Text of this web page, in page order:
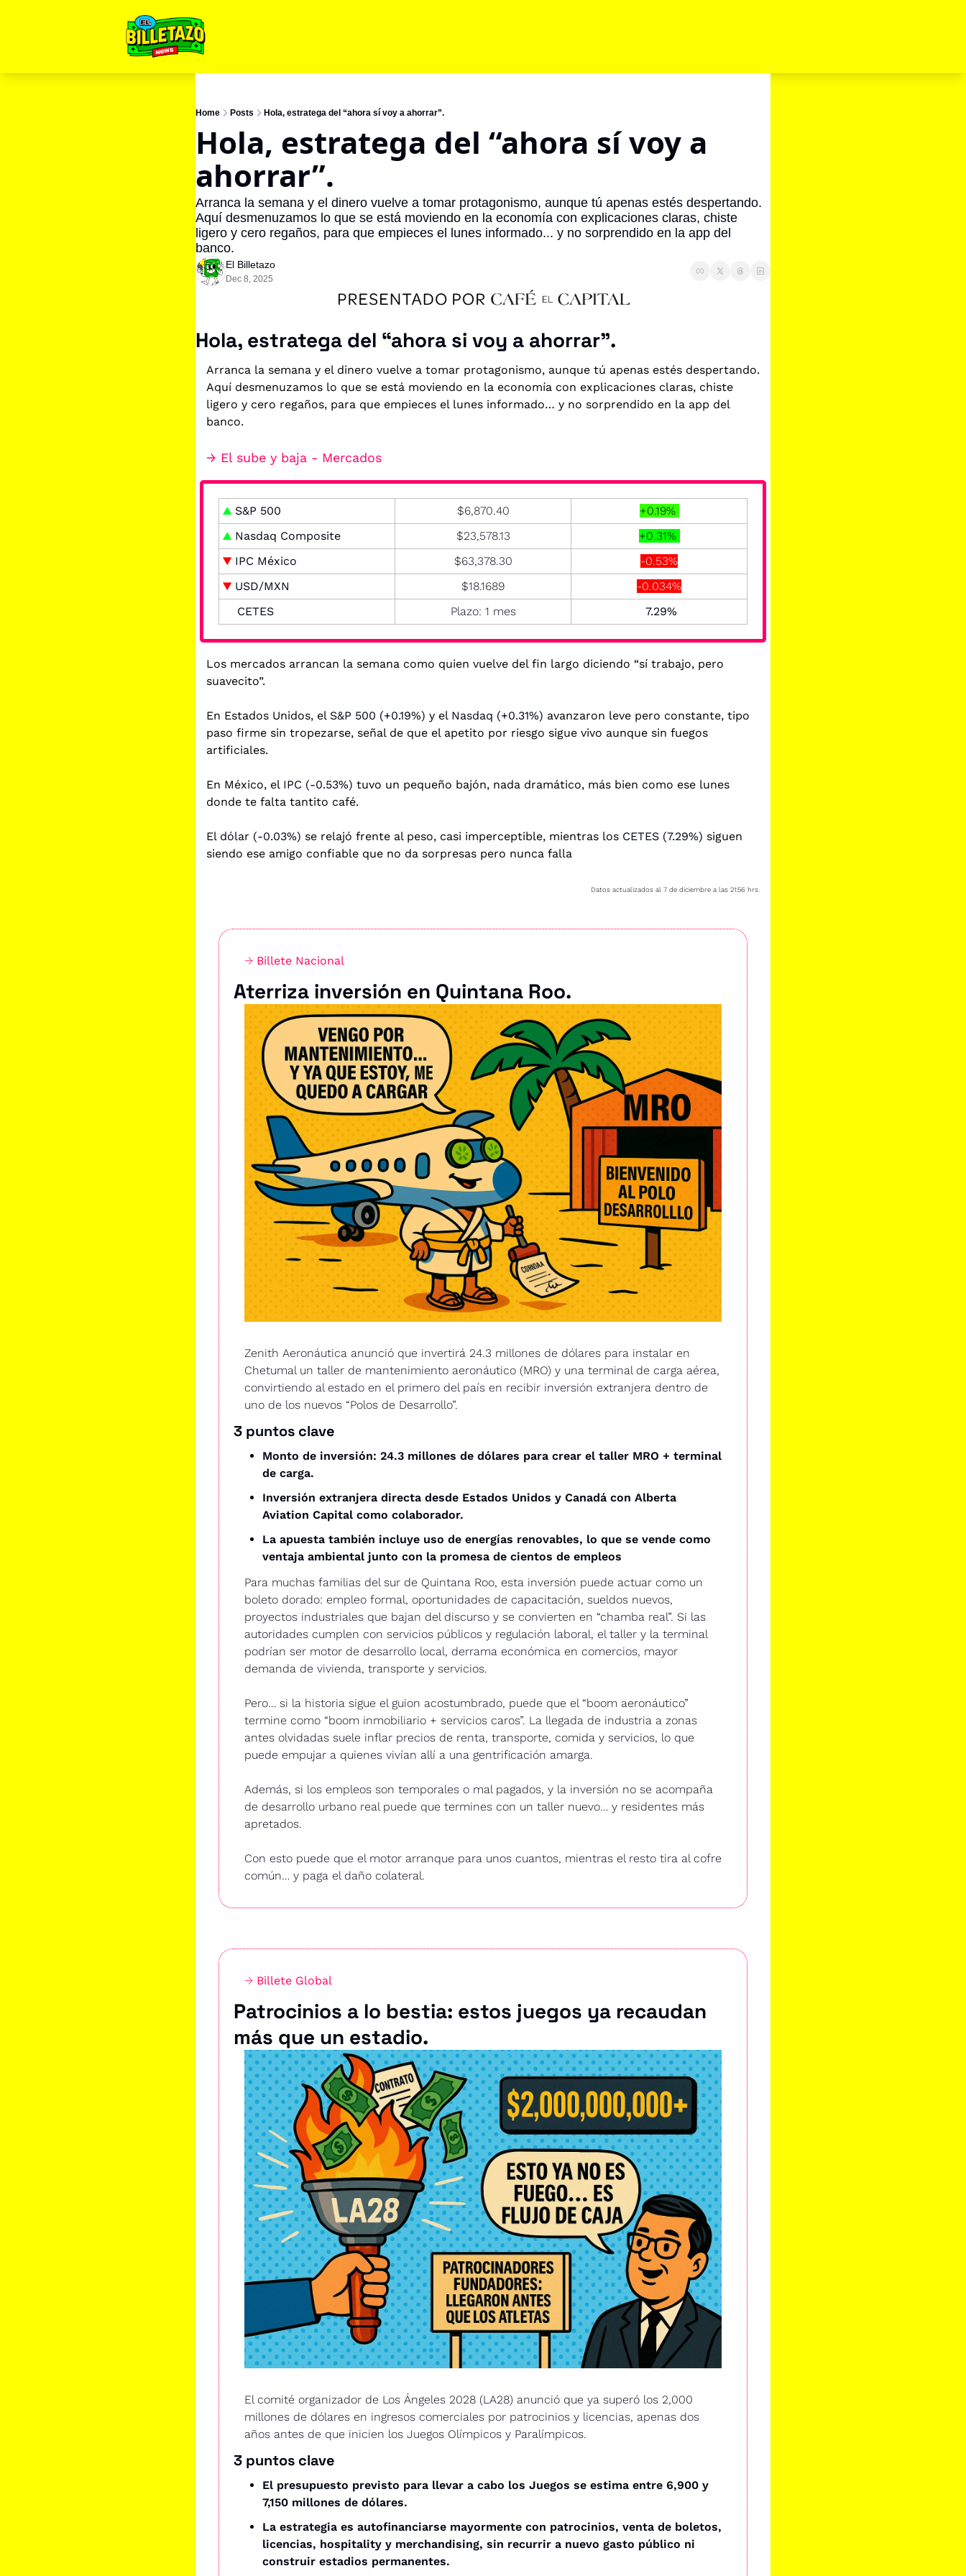
Home Posts Hola, estratega del “ahora sí voy a ahorrar”.
Hola, estratega del “ahora sí voy a
ahorrar”.
Arranca la semana y el dinero vuelve a tomar protagonismo, aunque tú apenas estés despertando.
Aquí desmenuzamos lo que se está moviendo en la economía con explicaciones claras, chiste
ligero y cero regaños, para que empieces el lunes informado... y no sorprendido en la app del
banco.
El Billetazo
Dec 8, 2025
Hola, estratega del “ahora si voy a ahorrar”.
Arranca la semana y el dinero vuelve a tomar protagonismo, aunque tú apenas estés despertando.
Aquí desmenuzamos lo que se está moviendo en la economía con explicaciones claras, chiste
ligero y cero regaños, para que empieces el lunes informado… y no sorprendido en la app del
banco.
→ El sube y baja - Mercados
▲ S&P 500 $6,870.40
+0.19%
▲ Nasdaq Composite $23,578.13
+0.31%
▼ IPC México $63,378.30
-0.53%
▼ USD/MXN $18.1689
-0.034%
CETES
Plazo: 1 mes
  7.29%
Los mercados arrancan la semana como quien vuelve del fin largo diciendo “sí trabajo, pero
suavecito”.
En Estados Unidos, el S&P 500 (+0.19%) y el Nasdaq (+0.31%) avanzaron leve pero constante, tipo
paso firme sin tropezarse, señal de que el apetito por riesgo sigue vivo aunque sin fuegos
artificiales.
En México, el IPC (-0.53%) tuvo un pequeño bajón, nada dramático, más bien como ese lunes
donde te falta tantito café.
El dólar (-0.03%) se relajó frente al peso, casi imperceptible, mientras los CETES (7.29%) siguen
siendo ese amigo confiable que no da sorpresas pero nunca falla
Datos actualizados al 7 de diciembre a las 21:56 hrs.
→ Billete Nacional
Aterriza inversión en Quintana Roo.
Zenith Aeronáutica anunció que invertirá 24.3 millones de dólares para instalar en
Chetumal un taller de mantenimiento aeronáutico (MRO) y una terminal de carga aérea,
convirtiendo al estado en el primero del país en recibir inversión extranjera dentro de
uno de los nuevos “Polos de Desarrollo”.
3 puntos clave
Monto de inversión: 24.3 millones de dólares para crear el taller MRO + terminal
de carga.
Inversión extranjera directa desde Estados Unidos y Canadá con Alberta
Aviation Capital como colaborador.
La apuesta también incluye uso de energías renovables, lo que se vende como
ventaja ambiental junto con la promesa de cientos de empleos
Para muchas familias del sur de Quintana Roo, esta inversión puede actuar como un
boleto dorado: empleo formal, oportunidades de capacitación, sueldos nuevos,
proyectos industriales que bajan del discurso y se convierten en “chamba real”. Si las
autoridades cumplen con servicios públicos y regulación laboral, el taller y la terminal
podrían ser motor de desarrollo local, derrama económica en comercios, mayor
demanda de vivienda, transporte y servicios.
Pero… si la historia sigue el guion acostumbrado, puede que el “boom aeronáutico”
termine como “boom inmobiliario + servicios caros”. La llegada de industria a zonas
antes olvidadas suele inflar precios de renta, transporte, comida y servicios, lo que
puede empujar a quienes vivían allí a una gentrificación amarga.
Además, si los empleos son temporales o mal pagados, y la inversión no se acompaña
de desarrollo urbano real puede que termines con un taller nuevo… y residentes más
apretados.
Con esto puede que el motor arranque para unos cuantos, mientras el resto tira al cofre
común… y paga el daño colateral.
→ Billete Global
Patrocinios a lo bestia: estos juegos ya recaudan
más que un estadio.
El comité organizador de Los Ángeles 2028 (LA28) anunció que ya superó los 2,000
millones de dólares en ingresos comerciales por patrocinios y licencias, apenas dos
años antes de que inicien los Juegos Olímpicos y Paralímpicos.
3 puntos clave
El presupuesto previsto para llevar a cabo los Juegos se estima entre 6,900 y
7,150 millones de dólares.
La estrategia es autofinanciarse mayormente con patrocinios, venta de boletos,
licencias, hospitality y merchandising, sin recurrir a nuevo gasto público ni
construir estadios permanentes.